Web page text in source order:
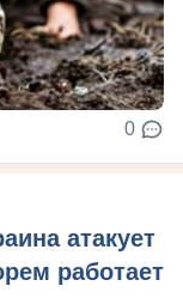
0
атакует
работает